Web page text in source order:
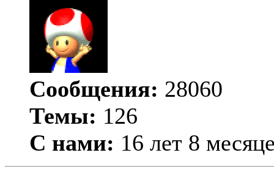
Сообщения: 28060
Темы: 126
С нами: 16 лет 8